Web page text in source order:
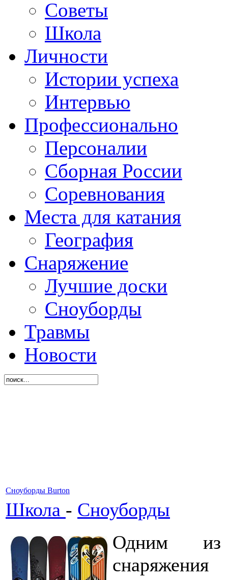
Советы
Школа
Личности
Истории успеха
Интервью
Профессионально
Персоналии
Сборная России
Соревнования
Места для катания
География
Снаряжение
Лучшие доски
Сноуборды
Травмы
Новости
Сноуборды Burton
Школа - Сноуборды
Одним из